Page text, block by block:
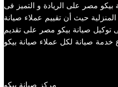
بيكو مصر على الريادة و التميز فى
حيث أن تقييم عملاء صيانة
توكيل صيانة بيكو مصر على تقديم
صيانة لكل عملاء صيانة بيكو
مركز صيانة بيكو